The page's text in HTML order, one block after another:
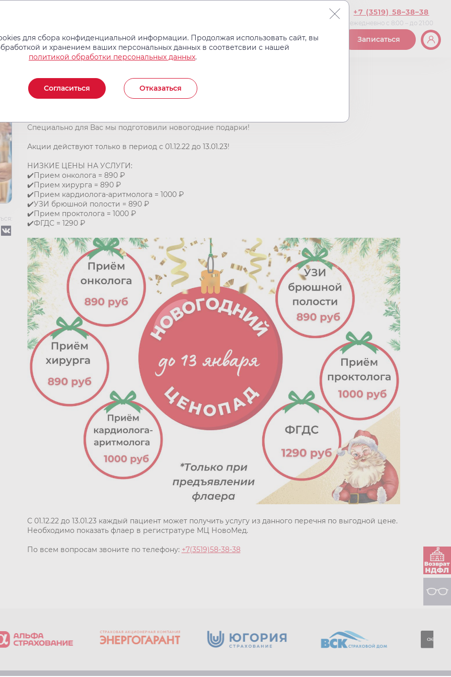
+7 (3519) 58–38–38
ежедневно с 8:00 – до 21:00
Записаться
Новогодний ценопад в НовоМед!
Специально для Вас мы подготовили новогодние подарки!
Акции действуют только в период с 01.12.22 до 13.01.23!
НИЗКИЕ ЦЕНЫ НА УСЛУГИ:
✔️Прием онколога = 890 ₽
✔️Прием хирурга = 890 ₽
✔️Прием кардиолога-аритмолога = 1000 ₽
✔️УЗИ брюшной полости = 890 ₽
✔️Прием проктолога = 1000 ₽
✔️ФГДС = 1290 ₽
С 01.12.22 до 13.01.23 каждый пациент может получить услугу из данного перечня по выгодной цене.
Необходимо показать флаер в регистратуре МЦ НовоМед.
По всем вопросам звоните по телефону: +7(3519)58-38-38
для сбора конфиденциальной информации. Продолжая использовать сайт, вы
и хранением ваших персональных данных в соответсвии с нашей
политикой обработки персональных данных.
Согласиться Отказаться